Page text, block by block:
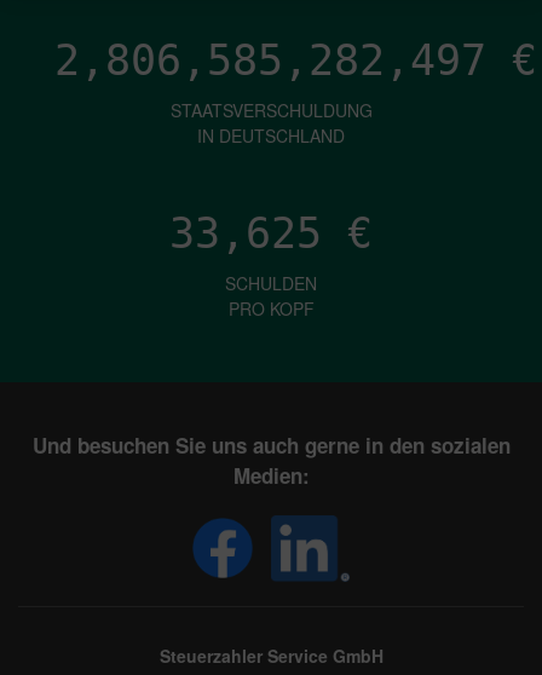
2,806,585,283,773 €
STAATSVERSCHULDUNG
IN DEUTSCHLAND
33,625 €
SCHULDEN
PRO KOPF
Und besuchen Sie uns auch gerne in den sozialen
Medien:
Steuerzahler Service GmbH